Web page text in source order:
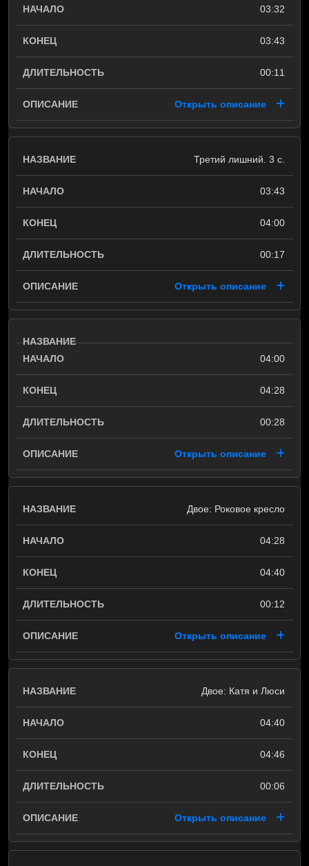
03:32
03:43
00:11
Открыть описание
Третий лишний. 3 с.
03:43
04:00
00:17
Открыть описание
04:00
04:28
00:28
Открыть описание
Двое: Роковое кресло
04:28
04:40
00:12
Открыть описание
Двое: Катя и Люси
04:40
04:46
00:06
Открыть описание